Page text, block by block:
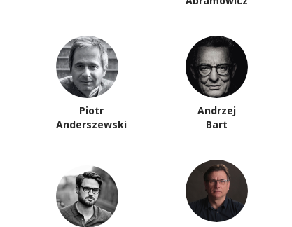
Piotr
Anderszewski
Andrzej
Bart